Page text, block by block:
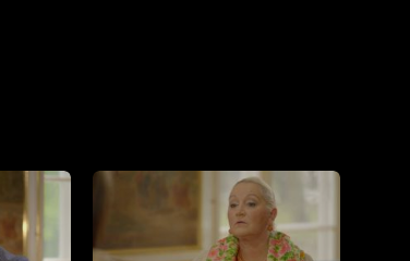
Marii Barbasiewicz. Nadto